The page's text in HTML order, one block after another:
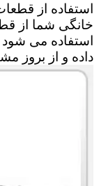
استفاده از
خانگی شما از
استفاده می
داده و از بروز